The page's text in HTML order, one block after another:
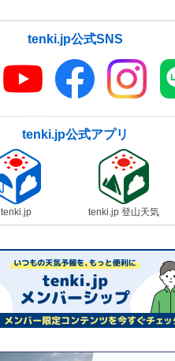
tenki.jp公式SNS
tenki.jp公式アプリ
tenki.jp tenki.jp 登山天気